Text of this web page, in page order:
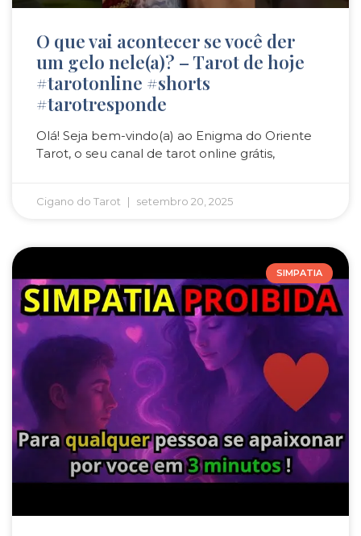
O que vai acontecer se você der
um gelo nele(a)? – Tarot de hoje
#tarotonline #shorts
#tarotresponde
Olá! Seja bem-vindo(a) ao Enigma do Oriente
Tarot, o seu canal de tarot online grátis,
Cigano do Tarot setembro 20, 2025
SIMPATIA